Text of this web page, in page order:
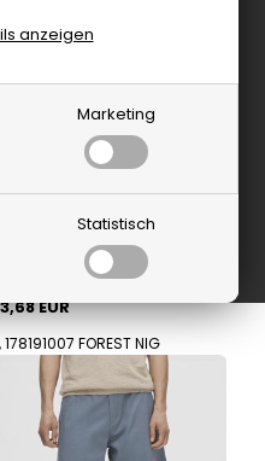
Marketing
Statistisch
anzeigen
Selected - SLHRegular Brody
Linen Shorts - Forest Night
EUR
178191007 FOREST NIG